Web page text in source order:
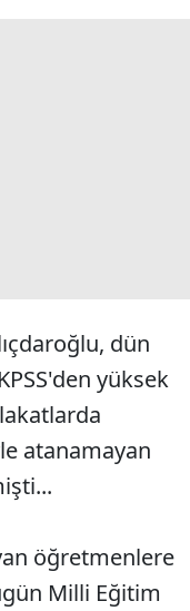
dün
yüksek
atanamayan
öğretmenlere
Milli Eğitim